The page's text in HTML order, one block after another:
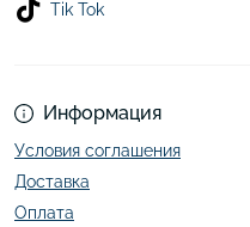
Информация
Условия соглашения
Доставка
Оплата
Tik Tok